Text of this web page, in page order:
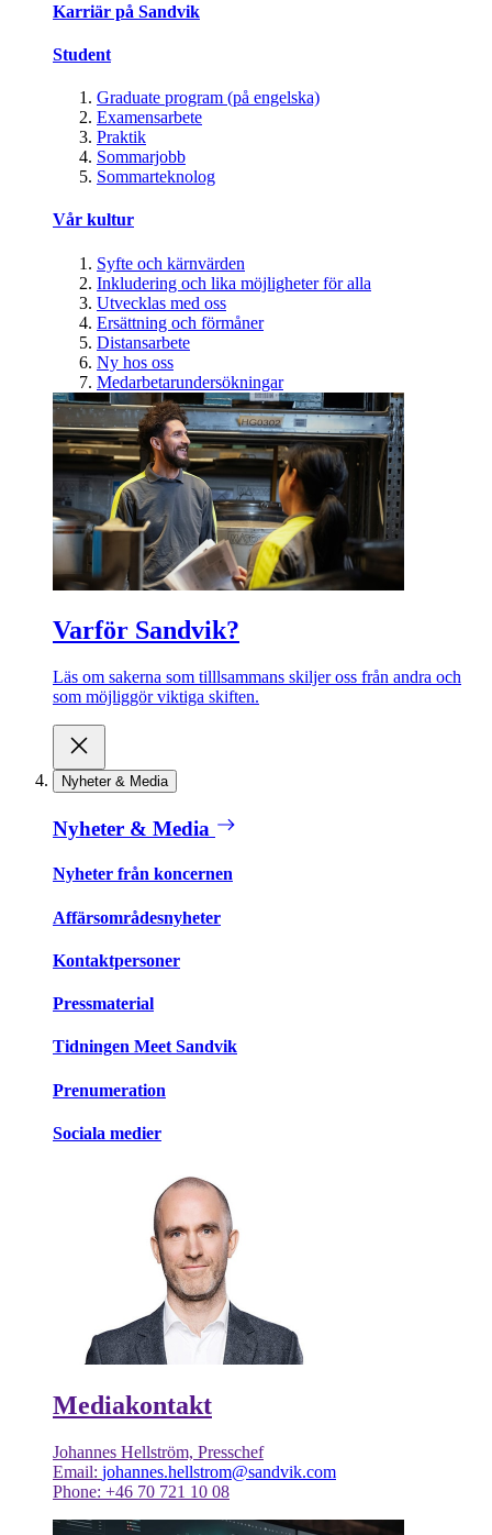
Karriär på Sandvik
Student
Graduate program (på engelska)
Examensarbete
Praktik
Sommarjobb
Sommarteknolog
Vår kultur
Syfte och kärnvärden
Inkludering och lika möjligheter för alla
Utvecklas med oss
Ersättning och förmåner
Distansarbete
Ny hos oss
Medarbetarundersökningar
Varför Sandvik?
Läs om sakerna som tilllsammans skiljer oss från andra och
som möjliggör viktiga skiften.
Nyheter & Media
Nyheter & Media
Nyheter från koncernen
Affärsområdesnyheter
Kontaktpersoner
Pressmaterial
Tidningen Meet Sandvik
Prenumeration
Sociala medier
Mediakontakt
Johannes Hellström, Presschef
Email: johannes.hellstrom@sandvik.com
Phone: +46 70 721 10 08